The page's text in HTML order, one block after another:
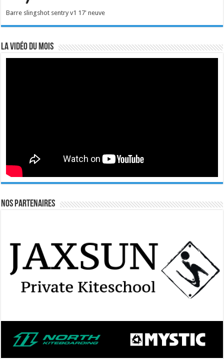
Barre slingshot sentry v1 17' neuve
La vidéo du mois
Nos Partenaires